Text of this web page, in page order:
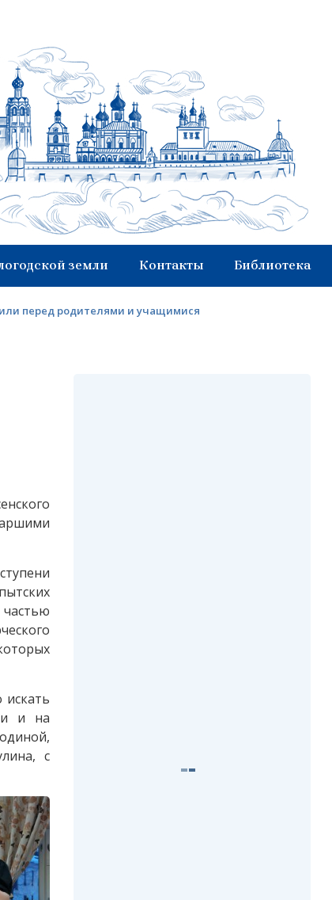
земли Контакты Библиотека
перед родителями и учащимися
и на
с